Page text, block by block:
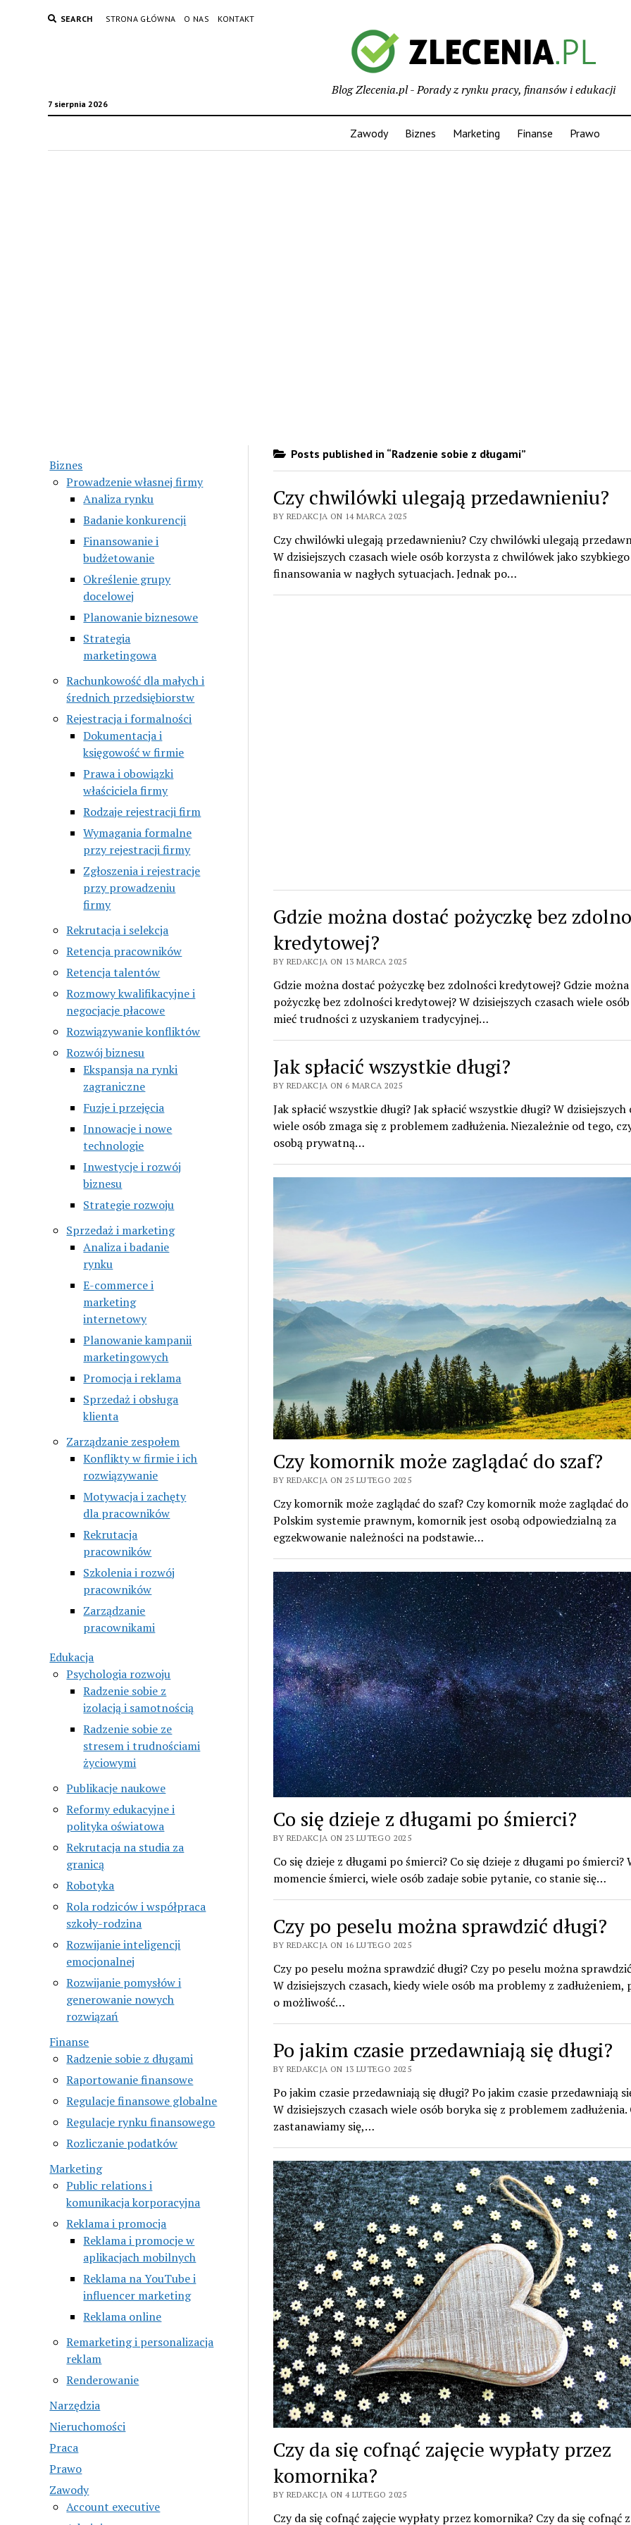
SEARCH STRONA GŁÓWNA O NAS KONTAKT
7 sierpnia 2026
Blog Zlecenia.pl - Porady z rynku pracy, finansów i edukacji
Zawody Biznes Marketing Finanse Prawo
Biznes
Prowadzenie własnej firmy
Analiza rynku
Badanie konkurencji
Finansowanie i
budżetowanie
Określenie grupy
docelowej
Planowanie biznesowe
Strategia
marketingowa
Rachunkowość dla małych i
średnich przedsiębiorstw
Rejestracja i formalności
Dokumentacja i
księgowość w firmie
Prawa i obowiązki
właściciela firmy
Rodzaje rejestracji firm
Wymagania formalne
przy rejestracji firmy
Zgłoszenia i rejestracje
przy prowadzeniu
firmy
Rekrutacja i selekcja
Retencja pracowników
Retencja talentów
Rozmowy kwalifikacyjne i
negocjacje płacowe
Rozwiązywanie konfliktów
Rozwój biznesu
Ekspansja na rynki
zagraniczne
Fuzje i przejęcia
Innowacje i nowe
technologie
Inwestycje i rozwój
biznesu
Strategie rozwoju
Sprzedaż i marketing
Analiza i badanie
rynku
E-commerce i
marketing
internetowy
Planowanie kampanii
marketingowych
Promocja i reklama
Sprzedaż i obsługa
klienta
Zarządzanie zespołem
Konflikty w firmie i ich
rozwiązywanie
Motywacja i zachęty
dla pracowników
Rekrutacja
pracowników
Szkolenia i rozwój
pracowników
Zarządzanie
pracownikami
Edukacja
Psychologia rozwoju
Radzenie sobie z
izolacją i samotnością
Radzenie sobie ze
stresem i trudnościami
życiowymi
Publikacje naukowe
Reformy edukacyjne i
polityka oświatowa
Rekrutacja na studia za
granicą
Robotyka
Rola rodziców i współpraca
szkoły-rodzina
Rozwijanie inteligencji
emocjonalnej
Rozwijanie pomysłów i
generowanie nowych
rozwiązań
Finanse
Radzenie sobie z długami
Raportowanie finansowe
Regulacje finansowe globalne
Regulacje rynku finansowego
Rozliczanie podatków
Marketing
Public relations i
komunikacja korporacyjna
Reklama i promocja
Reklama i promocje w
aplikacjach mobilnych
Reklama na YouTube i
influencer marketing
Reklama online
Remarketing i personalizacja
reklam
Renderowanie
Narzędzia
Nieruchomości
Praca
Prawo
Zawody
Account executive
Posts published in “Radzenie sobie z długami”
Czy chwilówki ulegają przedawnieniu?
BY REDAKCJA ON 14 MARCA 2025
Czy chwilówki ulegają przedawnieniu? Czy chwilówki ulegają
W dzisiejszych czasach wiele osób korzysta z chwilówek jako szybkiego
finansowania w nagłych sytuacjach. Jednak po…
Gdzie można dostać pożyczkę bez
kredytowej?
BY REDAKCJA ON 13 MARCA 2025
Gdzie można dostać pożyczkę bez zdolności kredytowej? Gdzie
pożyczkę bez zdolności kredytowej? W dzisiejszych czasach wiele
mieć trudności z uzyskaniem tradycyjnej…
Jak spłacić wszystkie długi?
BY REDAKCJA ON 6 MARCA 2025
Jak spłacić wszystkie długi? Jak spłacić wszystkie długi? W dzisiejszych
wiele osób zmaga się z problemem zadłużenia. Niezależnie od tego,
osobą prywatną…
Czy komornik może zaglądać do szaf?
BY REDAKCJA ON 25 LUTEGO 2025
Czy komornik może zaglądać do szaf? Czy komornik może zaglądać do
Polskim systemie prawnym, komornik jest osobą odpowiedzialną za
egzekwowanie należności na podstawie…
Co się dzieje z długami po śmierci?
BY REDAKCJA ON 23 LUTEGO 2025
Co się dzieje z długami po śmierci? Co się dzieje z długami po śmierci?
momencie śmierci, wiele osób zadaje sobie pytanie, co stanie się…
Czy po peselu można sprawdzić długi?
BY REDAKCJA ON 16 LUTEGO 2025
Czy po peselu można sprawdzić długi? Czy po peselu można
W dzisiejszych czasach, kiedy wiele osób ma problemy z zadłużeniem,
o możliwość…
Po jakim czasie przedawniają się długi?
BY REDAKCJA ON 13 LUTEGO 2025
Po jakim czasie przedawniają się długi? Po jakim czasie przedawniają
W dzisiejszych czasach wiele osób boryka się z problemem zadłużenia.
zastanawiamy się,…
Czy da się cofnąć zajęcie wypłaty przez
komornika?
BY REDAKCJA ON 4 LUTEGO 2025
Czy da się cofnąć zajęcie wypłaty przez komornika? Czy da się cofnąć